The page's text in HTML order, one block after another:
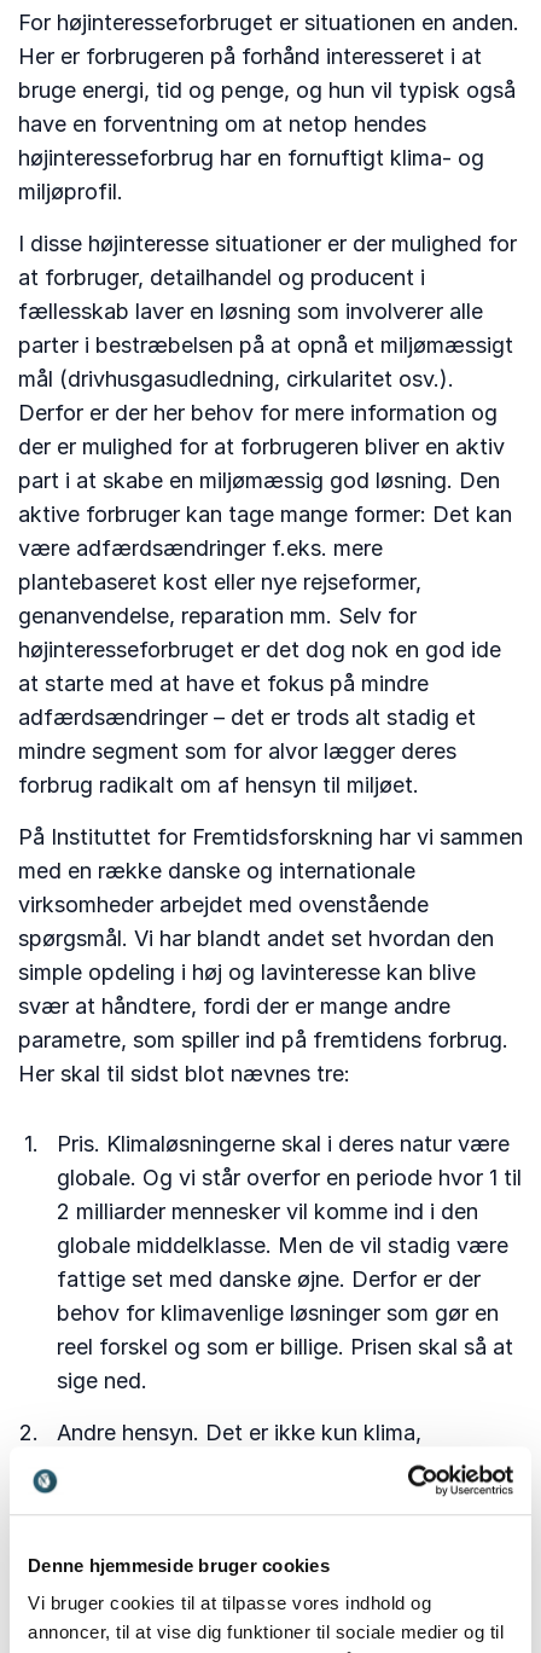
Denne hjemmeside bruger cookies
Vi bruger cookies til at tilpasse vores indhold og
annoncer, til at vise dig funktioner til sociale medier og til
For højinteresseforbruget er situationen en anden.
Her er forbrugeren på forhånd interesseret i at
bruge energi, tid og penge, og hun vil typisk også
have en forventning om at netop hendes
højinteresseforbrug har en fornuftigt klima- og
miljøprofil.
I disse højinteresse situationer er der mulighed for
at forbruger, detailhandel og producent i
fællesskab laver en løsning som involverer alle
parter i bestræbelsen på at opnå et miljømæssigt
mål (drivhusgasudledning, cirkularitet osv.).
Derfor er der her behov for mere information og
der er mulighed for at forbrugeren bliver en aktiv
part i at skabe en miljømæssig god løsning. Den
aktive forbruger kan tage mange former: Det kan
være adfærdsændringer f.eks. mere
plantebaseret kost eller nye rejseformer,
genanvendelse, reparation mm. Selv for
højinteresseforbruget er det dog nok en god ide
at starte med at have et fokus på mindre
adfærdsændringer – det er trods alt stadig et
mindre segment som for alvor lægger deres
forbrug radikalt om af hensyn til miljøet.
På Instituttet for Fremtidsforskning har vi sammen
med en række danske og internationale
virksomheder arbejdet med ovenstående
spørgsmål. Vi har blandt andet set hvordan den
simple opdeling i høj og lavinteresse kan blive
svær at håndtere, fordi der er mange andre
parametre, som spiller ind på fremtidens forbrug.
Her skal til sidst blot nævnes tre:
Pris. Klimaløsningerne skal i deres natur være
globale. Og vi står overfor en periode hvor 1 til
2 milliarder mennesker vil komme ind i den
globale middelklasse. Men de vil stadig være
fattige set med danske øjne. Derfor er der
behov for klimavenlige løsninger som gør en
reel forskel og som er billige. Prisen skal så at
sige ned.
Andre hensyn. Det er ikke kun klima,
biodiversitet og cirkularitet som spiller ind i
bruge plastic? Hvad med lokal produktion?
Hvad med diversitet og inklusion? Og hvad
gør man hvis f.eks. det lokale hensyn og